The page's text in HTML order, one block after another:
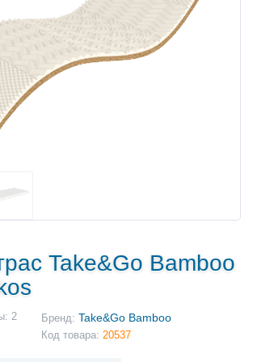
Take&Go Bamboo
2 Бренд: Take&Go Bamboo
Код товара: 20537